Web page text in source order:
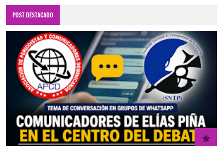
POST DESTACADO